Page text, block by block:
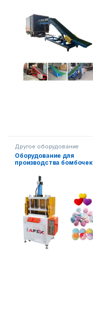
Другое оборудование
Оборудование для
производства бомбочек